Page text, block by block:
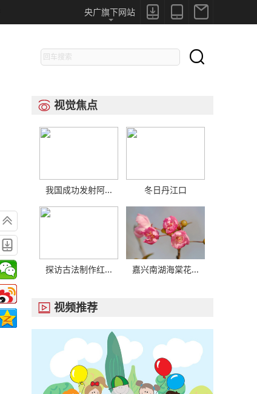



央广旗下网站



 视觉焦点
我国成功发射阿... 冬日丹江口
探访古法制作红... 嘉兴南湖海棠花...
 视频推荐